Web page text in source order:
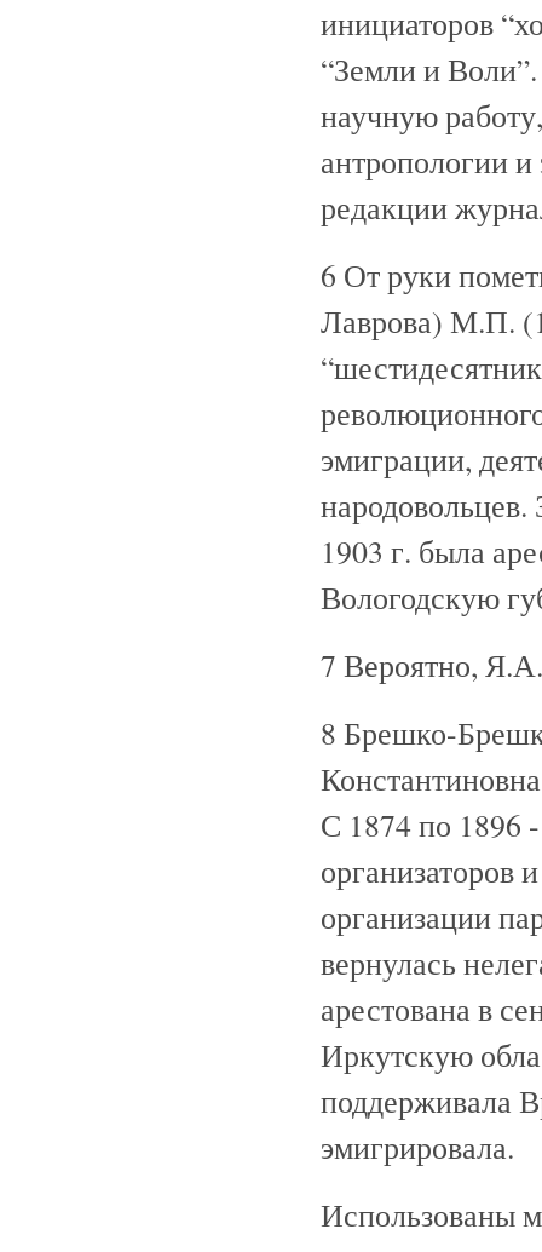
инициаторов
“Земли и
научную
антропологии
редакции
6 От руки
Лаврова) М.П.
эмиграции,
народовольцев.
1903 г. была
Вологодскую
7 Вероятно,
8 Брешко-
С 1874 по 1896
организаторов
организации
вернулась
арестована в
Иркутскую
поддерживала
эмигрировала.
Использованы